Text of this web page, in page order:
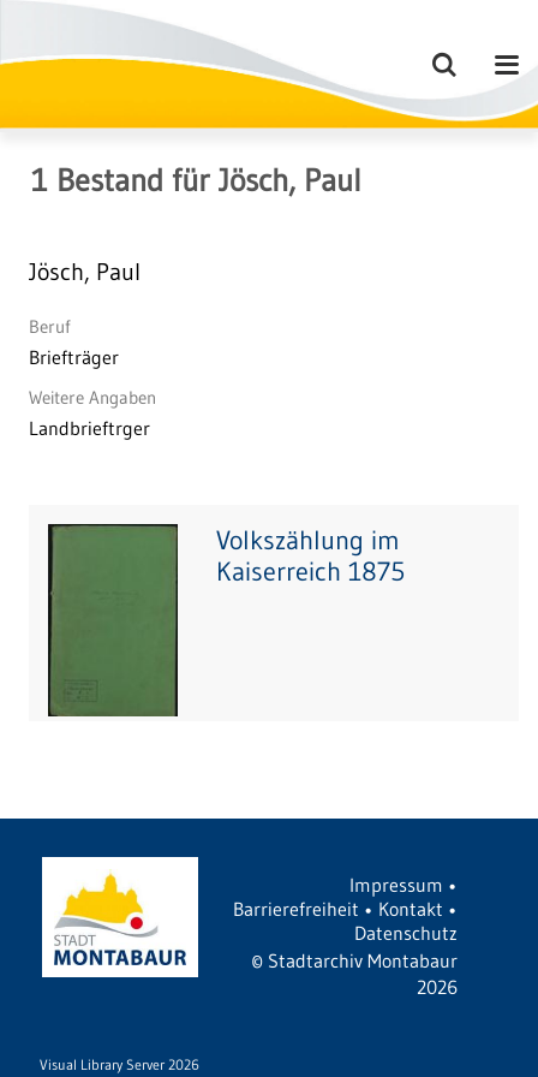
1 Bestand für Jösch, Paul
Jösch, Paul
Beruf
Briefträger
Weitere Angaben
Landbrieftrger
Volkszählung im
Kaiserreich 1875
Impressum •
Barrierefreiheit • Kontakt •
Datenschutz
© Stadtarchiv Montabaur
2026
Visual Library Server 2026